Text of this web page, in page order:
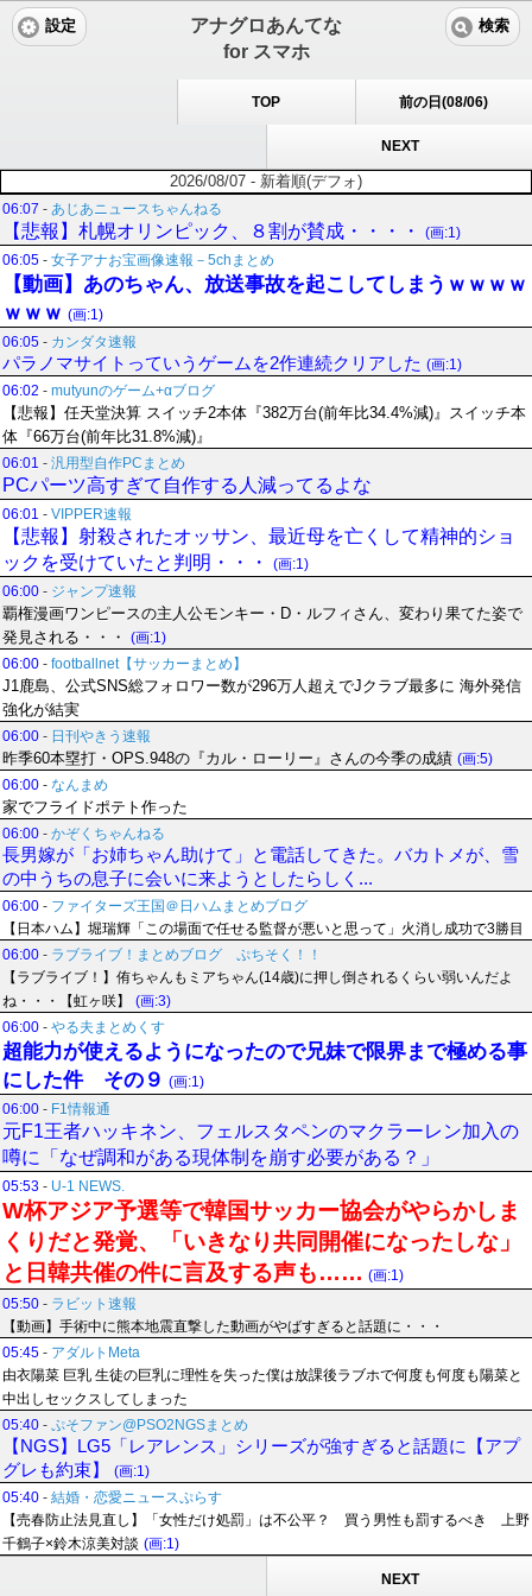
アナグロあんてな
for スマホ
設定 検索
TOP 前の日(08/06)
NEXT
2026/08/07 - 新着順(デフォ)
06:07 - あじあニュースちゃんねる
【悲報】札幌オリンピック、８割が賛成・・・・
(画:1)
06:05 - 女子アナお宝画像速報－5chまとめ
【動画】あのちゃん、放送事故を起こしてしまうｗｗｗｗ
ｗｗｗ (画:1)
06:05 - カンダタ速報
パラノマサイトっていうゲームを2作連続クリアした (画:1)
06:02 - mutyunのゲーム+αブログ
【悲報】任天堂決算 スイッチ2本体『382万台(前年比34.4%減)』スイッチ本
体『66万台(前年比31.8%減)』
06:01 - 汎用型自作PCまとめ
PCパーツ高すぎて自作する人減ってるよな
06:01 - VIPPER速報
【悲報】射殺されたオッサン、最近母を亡くして精神的ショ
ックを受けていたと判明・・・
(画:1)
06:00 - ジャンプ速報
覇権漫画ワンピースの主人公モンキー・D・ルフィさん、変わり果てた姿で
発見される・・・
(画:1)
06:00 - footballnet【サッカーまとめ】
J1鹿島、公式SNS総フォロワー数が296万人超えでJクラブ最多に 海外発信
強化が結実
06:00 - 日刊やきう速報
昨季60本塁打・OPS.948の『カル・ローリー』さんの今季の成績 (画:5)
06:00 - なんまめ
家でフライドポテト作った
06:00 - かぞくちゃんねる
長男嫁が「お姉ちゃん助けて」と電話してきた。バカトメが、雪
の中うちの息子に会いに来ようとしたらしく...
06:00 - ファイターズ王国＠日ハムまとめブログ
【日本ハム】堀瑞輝「この場面で任せる監督が悪いと思って」火消し成功で3勝目
06:00 - ラブライブ！まとめブログ ぷちそく！！
【ラブライブ！】侑ちゃんもミアちゃん(14歳)に押し倒されるくらい弱いんだよ
ね・・・【虹ヶ咲】
(画:3)
06:00 - やる夫まとめくす
超能力が使えるようになったので兄妹で限界まで極める事
にした件 その９ (画:1)
06:00 - F1情報通
元F1王者ハッキネン、フェルスタペンのマクラーレン加入の
噂に「なぜ調和がある現体制を崩す必要がある？」
05:53 - U-1 NEWS.
W杯アジア予選等で韓国サッカー協会がやらかしま
くりだと発覚、「いきなり共同開催になったしな」
と日韓共催の件に言及する声も…… (画:1)
05:50 - ラビット速報
【動画】手術中に熊本地震直撃した動画がやばすぎると話題に・・・
05:45 - アダルトMeta
由衣陽菜 巨乳 生徒の巨乳に理性を失った僕は放課後ラブホで何度も何度も陽菜と
中出しセックスしてしまった
05:40 - ぷそファン@PSO2NGSまとめ
【NGS】LG5「レアレンス」シリーズが強すぎると話題に【アプ
グレも約束】
(画:1)
05:40 - 結婚・恋愛ニュースぷらす
【売春防止法見直し】「女性だけ処罰」は不公平？ 買う男性も罰するべき 上野
千鶴子×鈴木涼美対談 (画:1)
NEXT